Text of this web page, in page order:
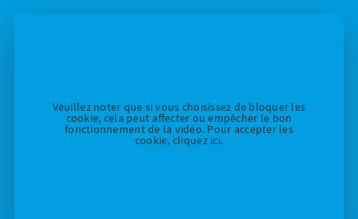
Veuillez noter que si vous choisissez de bloquer les
cookie, cela peut affecter ou empêcher le bon
fonctionnement de la vidéo. Pour accepter les
cookie, cliquez ici.